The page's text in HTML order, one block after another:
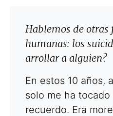
Hablemos de otras
humanas: los
arrollar a alguien?
En estos 10 años,
solo me ha tocado
recuerdo. Era